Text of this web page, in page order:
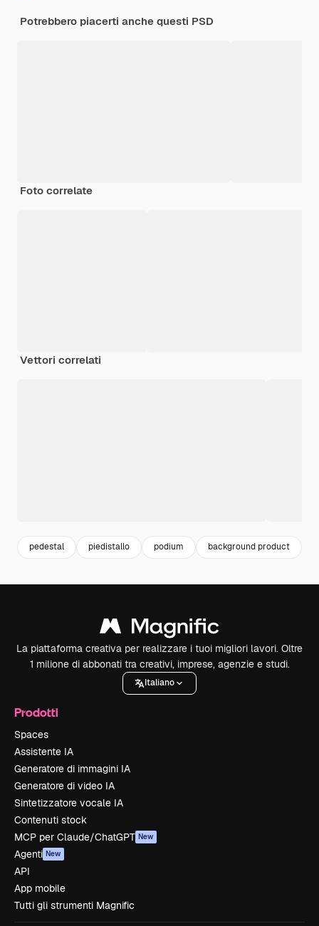
Potrebbero piacerti anche questi PSD
Foto correlate
Vettori correlati
pedestal piedistallo podium background product
La piattaforma creativa per realizzare i tuoi migliori lavori. Oltre
1 milione di abbonati tra creativi, imprese, agenzie e studi.
Italiano
Prodotti
Spaces
Assistente IA
Generatore di immagini IA
Generatore di video IA
Sintetizzatore vocale IA
Contenuti stock
MCP per Claude/ChatGPT New
Agenti New
API
App mobile
Tutti gli strumenti Magnific